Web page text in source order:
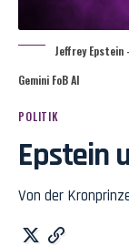
Jeffrey Epstein
Gemini FoB AI
POLITIK
Epstein
Von der